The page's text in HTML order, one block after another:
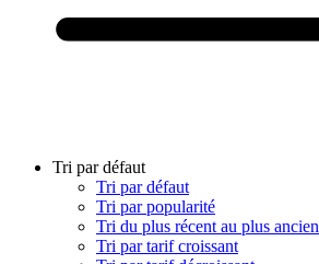
Tri par défaut
Tri par défaut
Tri par popularité
Tri du plus récent au plus ancien
Tri par tarif croissant